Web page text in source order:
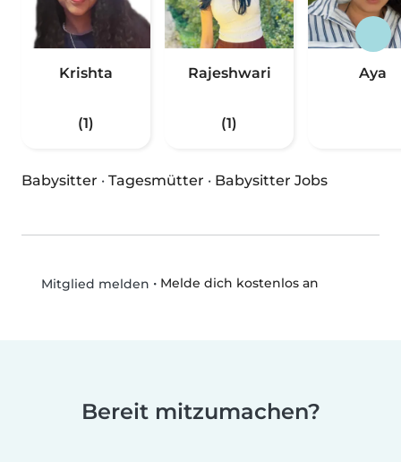
Krishta
(1)
Rajeshwari
(1)
Aya
Babysitter · Tagesmütter · Babysitter Jobs
Mitglied melden • Melde dich kostenlos an
Bereit mitzumachen?